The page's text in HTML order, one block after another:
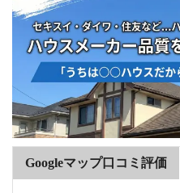
Googleマップ口コミ評価